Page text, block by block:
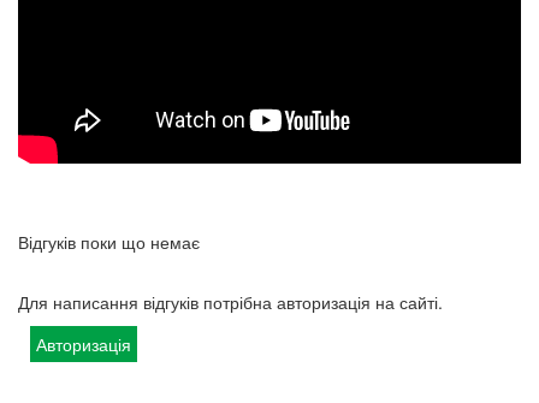
Відгуків поки що немає
Для написання відгуків потрібна авторизація на сайті.
Авторизація